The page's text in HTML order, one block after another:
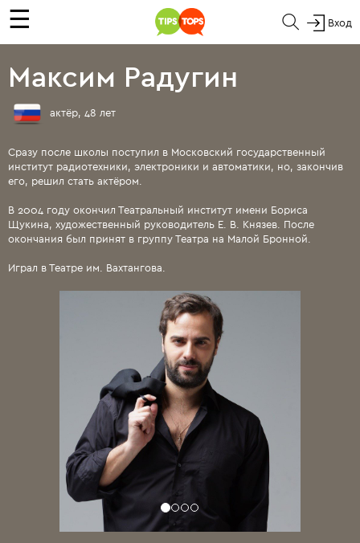
☰ Вход
Максим Радугин
актёр, 48 лет
Сразу после школы поступил в Московский государственный
институт радиотехники, электроники и автоматики, но, закончив
его, решил стать актёром.
В 2004 году окончил Театральный институт имени Бориса
Щукина, художественный руководитель Е. В. Князев. После
окончания был принят в группу Театра на Малой Бронной.
Играл в Театре им. Вахтангова.